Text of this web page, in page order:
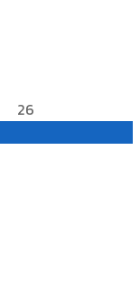
26